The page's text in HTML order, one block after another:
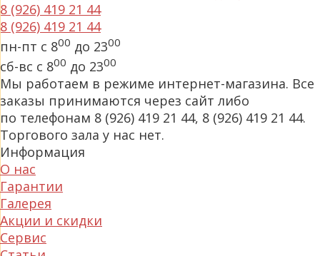
8 (926) 419 21 44
8 (926) 419 21 44
пн-пт с 800 до 2300
сб-вс с 800 до 2300
Мы работаем в режиме интернет-магазина. Все
заказы принимаются через сайт либо
по телефонам 8 (926) 419 21 44, 8 (926) 419 21 44.
Торгового зала у нас нет.
Информация
О нас
Гарантии
Галерея
Акции и скидки
Сервис